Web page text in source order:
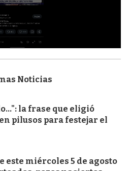
Noticias
la frase que eligió
pilusos para festejar el
este miércoles 5 de agosto